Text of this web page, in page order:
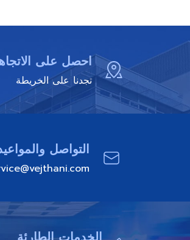
احصل على
تجدنا على الخريطة
التواصل